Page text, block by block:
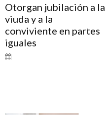
Otorgan jubilación a la
viuda y a la
conviviente en partes
iguales